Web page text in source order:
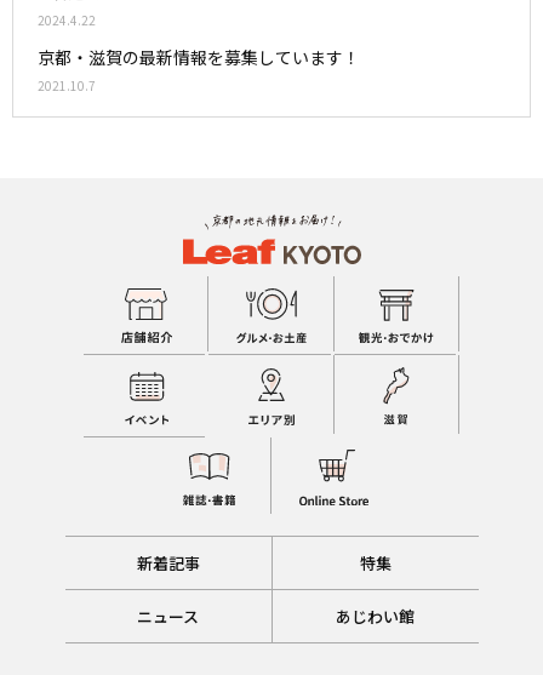
2024.4.22
京都・滋賀の最新情報を募集しています！
2021.10.7
新着記事 特集
ニュース あじわい館